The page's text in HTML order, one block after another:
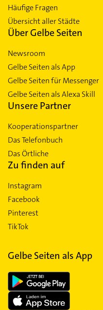
Häufige Fragen
Übersicht aller Städte
Über Gelbe Seiten
Newsroom
Gelbe Seiten als App
Gelbe Seiten für Messenger
Gelbe Seiten als Alexa Skill
Unsere Partner
Kooperationspartner
Das Telefonbuch
Das Örtliche
Zu finden auf
Instagram
Facebook
Pinterest
TikTok
Gelbe Seiten als App